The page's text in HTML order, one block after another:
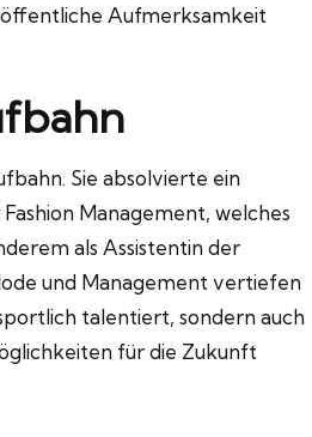
öffentliche Aufmerksamkeit
Sie absolvierte ein
Management, welches
als Assistentin der
und Management vertiefen
talentiert, sondern auch
für die Zukunft